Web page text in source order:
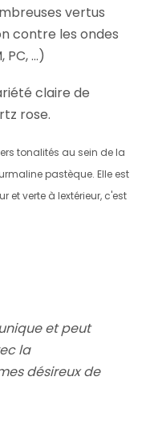
vertus
contre les ondes
...)
claire de
rose.
tonalités au sein de la
pastèque. Elle est
et verte à lextérieur, c'est
et peut
la
désireux de